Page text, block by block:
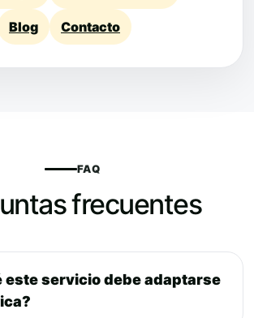
Blog Contacto
FAQ
frecuentes
este servicio debe adaptarse